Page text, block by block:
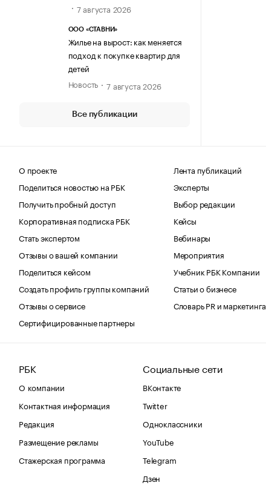
7 августа 2026
ООО «СТАВНИ»
Жилье на вырост: как меняется
подход к покупке квартир для
детей
Новость
7 августа 2026
Все публикации
О проекте
Поделиться новостью на РБК
Получить пробный доступ
Корпоративная подписка РБК
Стать экспертом
Отзывы о вашей компании
Поделиться кейсом
Создать профиль группы компаний
Отзывы о сервисе
Сертифицированные партнеры
Лента публикаций
Эксперты
Выбор редакции
Кейсы
Вебинары
Мероприятия
Учебник РБК Компании
Статьи о бизнесе
Словарь PR и маркетинга
РБК
О компании
Контактная информация
Редакция
Размещение рекламы
Стажерская программа
Социальные сети
ВКонтакте
Twitter
Одноклассники
YouTube
Telegram
Дзен